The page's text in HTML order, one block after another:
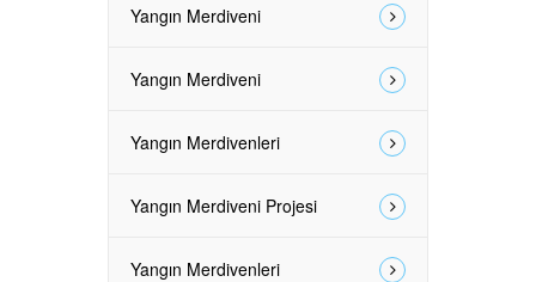
Yangın Merdiveni
Yangın Merdiveni
Yangın Merdivenleri
Yangın Merdiveni Projesi
Yangın Merdivenleri